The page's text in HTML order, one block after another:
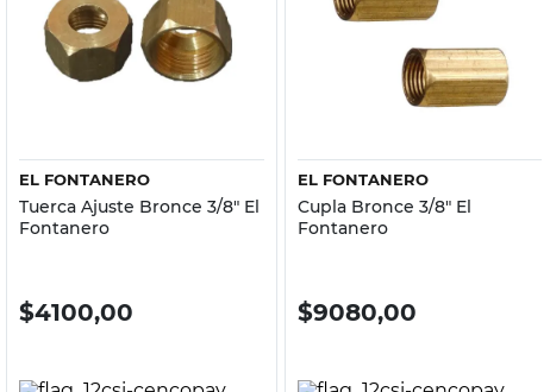
EL FONTANERO
Tuerca Ajuste Bronce 3/8" El
Fontanero
$4100,00
Vista rápida
EL FONTANERO
Cupla Bronce 3/8" El
Fontanero
$9080,00